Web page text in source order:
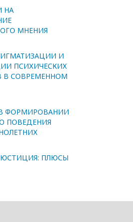
НА
МНЕНИЯ
И
ПСИХИЧЕСКИХ
В СОВРЕМЕННОМ
ФОРМИРОВАНИИ
ПОВЕДЕНИЯ
ПЛЮСЫ